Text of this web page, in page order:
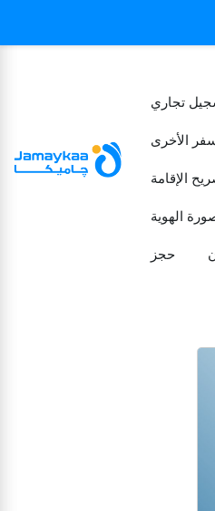
تجاري
الأخرى
الإقامة
الهوية
حجز